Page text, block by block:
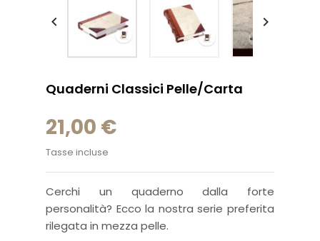
 
Quaderni Classici Pelle/carta
21,00 €
Tasse incluse
Cerchi un quaderno dalla forte
personalità? Ecco la nostra serie preferita
rilegata in mezza pelle.